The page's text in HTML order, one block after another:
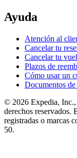
Ayuda
Atención al
Cancelar tu
Cancelar tu
Plazos de
Cómo usar un
Documentos
© 2026 Expedia, Inc.,
derechos reservados.
registradas o marcas
50.